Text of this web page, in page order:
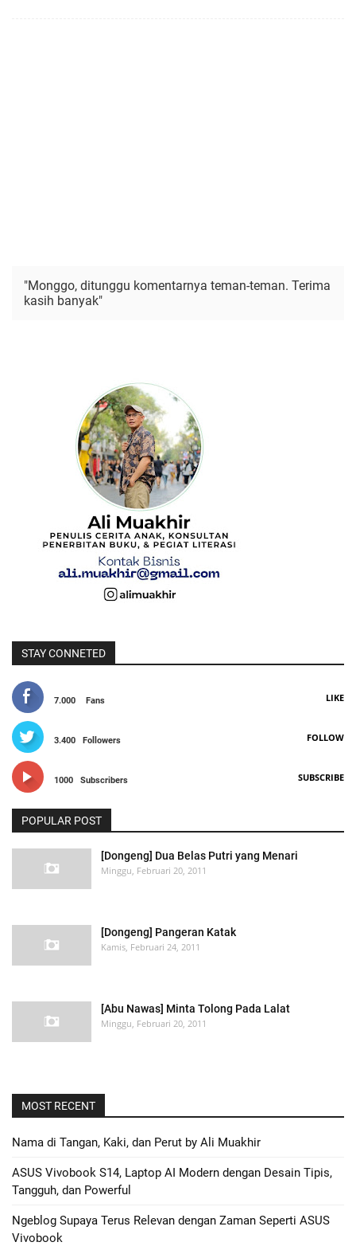
"Monggo, ditunggu komentarnya teman-teman. Terima
kasih banyak"
STAY CONNETED
7.000 Fans LIKE
3.400 Followers FOLLOW
1000 Subscribers SUBSCRIBE
POPULAR POST
[Dongeng] Dua Belas Putri yang Menari
Minggu, Februari 20, 2011
[Dongeng] Pangeran Katak
Kamis, Februari 24, 2011
[Abu Nawas] Minta Tolong Pada Lalat
Minggu, Februari 20, 2011
MOST RECENT
Nama di Tangan, Kaki, dan Perut by Ali Muakhir
ASUS Vivobook S14, Laptop AI Modern dengan Desain Tipis,
Tangguh, dan Powerful
Ngeblog Supaya Terus Relevan dengan Zaman Seperti ASUS
Vivobook